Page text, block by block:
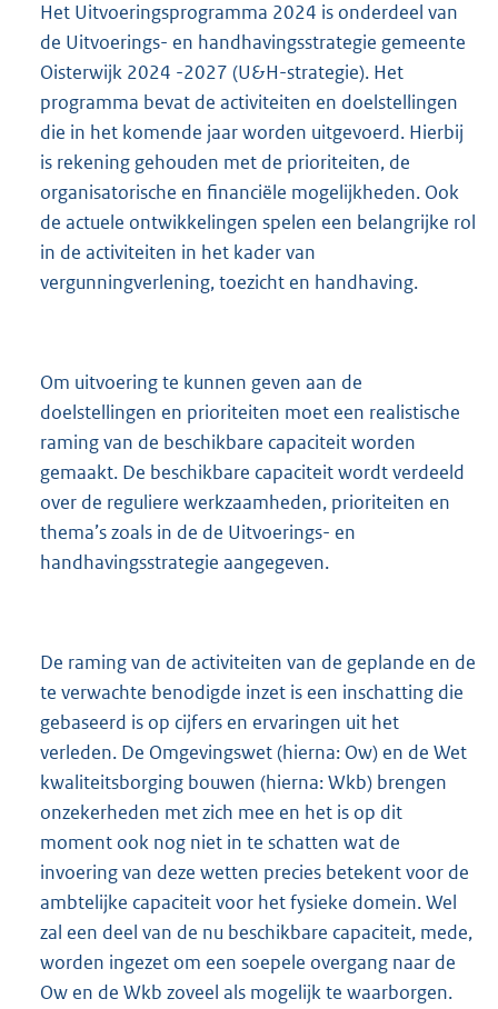
M
b
Het Uitvoeringsprogramma 2024 is onderdeel van
de Uitvoerings- en handhavingsstrategie gemeente
Oisterwijk 2024 -2027 (U&H-strategie). Het
programma bevat de activiteiten en doelstellingen
die in het komende jaar worden uitgevoerd. Hierbij
is rekening gehouden met de prioriteiten, de
organisatorische en financiële mogelijkheden. Ook
de actuele ontwikkelingen spelen een belangrijke rol
in de activiteiten in het kader van
vergunningverlening, toezicht en handhaving.
Om uitvoering te kunnen geven aan de
doelstellingen en prioriteiten moet een realistische
raming van de beschikbare capaciteit worden
gemaakt. De beschikbare capaciteit wordt verdeeld
over de reguliere werkzaamheden, prioriteiten en
thema’s zoals in de de Uitvoerings- en
handhavingsstrategie aangegeven.
De raming van de activiteiten van de geplande en de
te verwachte benodigde inzet is een inschatting die
gebaseerd is op cijfers en ervaringen uit het
verleden. De Omgevingswet (hierna: Ow) en de Wet
kwaliteitsborging bouwen (hierna: Wkb) brengen
onzekerheden met zich mee en het is op dit
moment ook nog niet in te schatten wat de
invoering van deze wetten precies betekent voor de
ambtelijke capaciteit voor het fysieke domein. Wel
zal een deel van de nu beschikbare capaciteit, mede,
worden ingezet om een soepele overgang naar de
Ow en de Wkb zoveel als mogelijk te waarborgen.